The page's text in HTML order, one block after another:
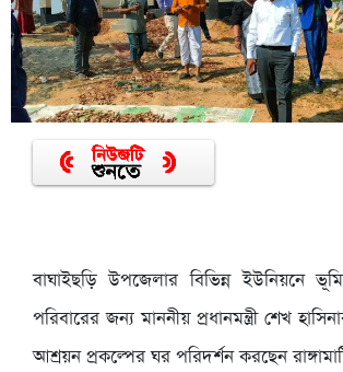
বাঘাইছড়ি উপজেলার বিভিন্ন ইউনিয়নে
পরিবারের জন্য মাননীয় প্রধানমন্ত্রী শেখ
আশ্রয়ন প্রকল্পের ঘর পরিদর্শন করছেন